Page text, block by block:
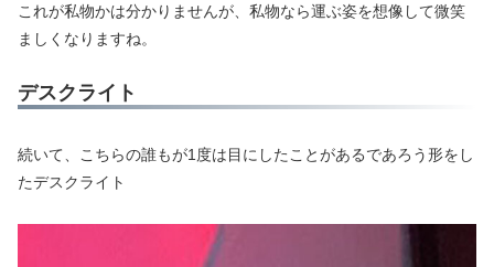
これが私物かは分かりませんが、私物なら運ぶ姿を想像して微笑
ましくなりますね。
デスクライト
続いて、こちらの誰もが1度は目にしたことがあるであろう形をし
たデスクライト